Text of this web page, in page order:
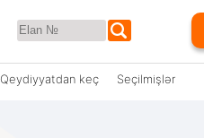
Qeydiyyatdan keç Seçilmişlər